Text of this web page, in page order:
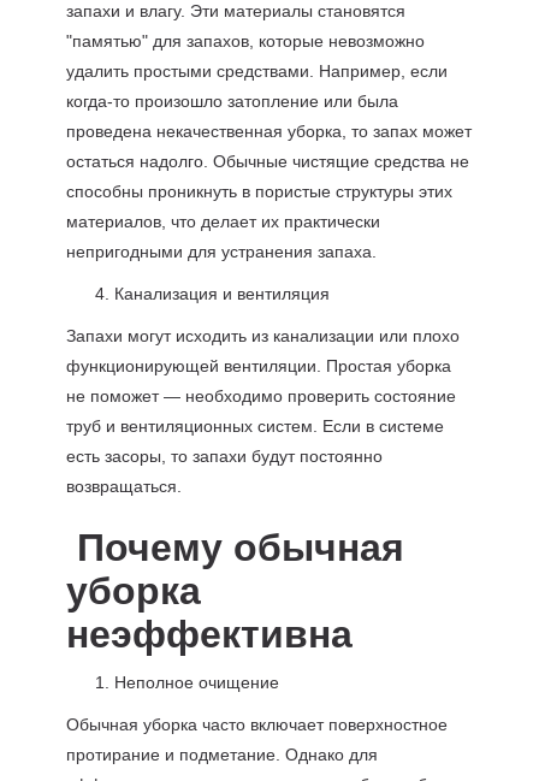
запахи и влагу. Эти материалы становятся
"памятью" для запахов, которые невозможно
удалить простыми средствами. Например, если
когда-то произошло затопление или была
проведена некачественная уборка, то запах может
остаться надолго. Обычные чистящие средства не
способны проникнуть в пористые структуры этих
материалов, что делает их практически
непригодными для устранения запаха.
Канализация и вентиляция
Запахи могут исходить из канализации или плохо
функционирующей вентиляции. Простая уборка
не поможет — необходимо проверить состояние
труб и вентиляционных систем. Если в системе
есть засоры, то запахи будут постоянно
возвращаться.
Почему обычная
уборка
неэффективна
Неполное очищение
Обычная уборка часто включает поверхностное
протирание и подметание. Однако для